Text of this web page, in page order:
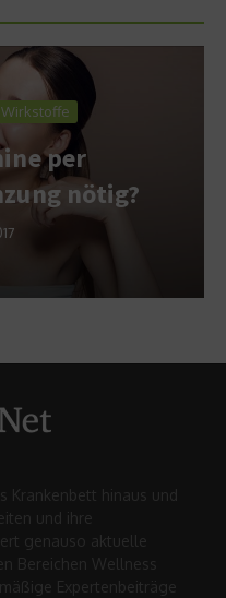
per
nötig?
Krankenbett hinaus und
und ihre
genauso aktuelle
Bereichen Wellness
Expertenbeiträge